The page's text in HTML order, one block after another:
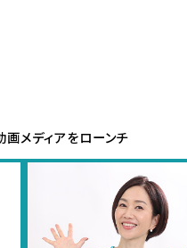
メディアをローンチ